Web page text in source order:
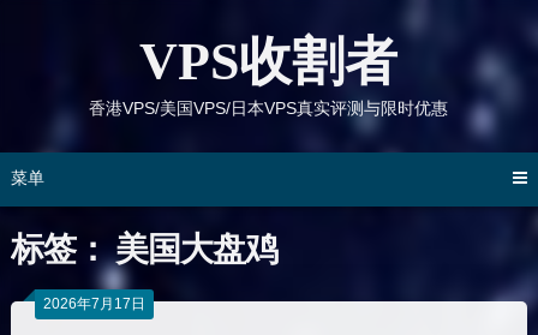
VPS收割者
香港VPS/美国VPS/日本VPS真实评测与限时优惠
菜单
标签：美国大盘鸡
2026年7月17日